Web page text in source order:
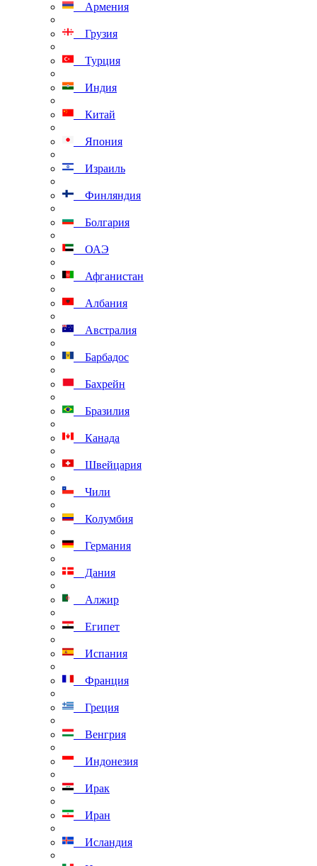
Армения
Грузия
Турция
Индия
Китай
Япония
Израиль
Финляндия
Болгария
ОАЭ
Афганистан
Албания
Австралия
Барбадос
Бахрейн
Бразилия
Канада
Швейцария
Чили
Колумбия
Германия
Дания
Алжир
Египет
Испания
Франция
Греция
Венгрия
Индонезия
Ирак
Иран
Исландия